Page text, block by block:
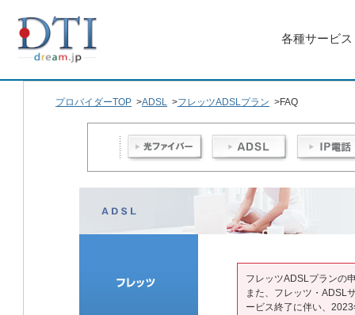
各種サービス
プロバイダーTOP >ADSL >フレッツADSLプラン >FAQ
フレッツADSLプランの
また、フレッツ・ADSL
ービス終了に伴い、